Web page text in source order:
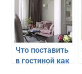
гостиной
Что поставить
в гостиной как